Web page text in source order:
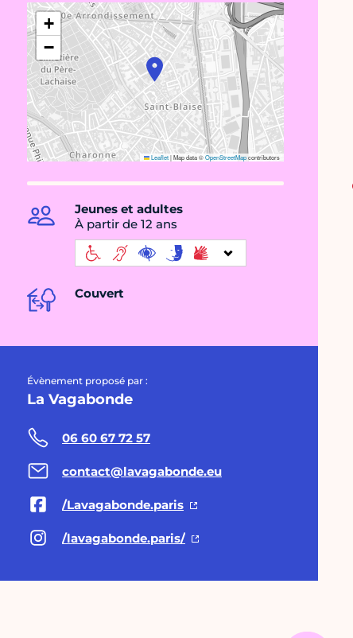
+
−
Leaflet|Map data ©OpenStreetMapcontributors
Jeunes et adultes
À partir de 12 ans
Couvert
Évènement proposé par :
La Vagabonde
06 60 67 72 57
contact@lavagabonde.eu
/Lavagabonde.paris
/lavagabonde.paris/